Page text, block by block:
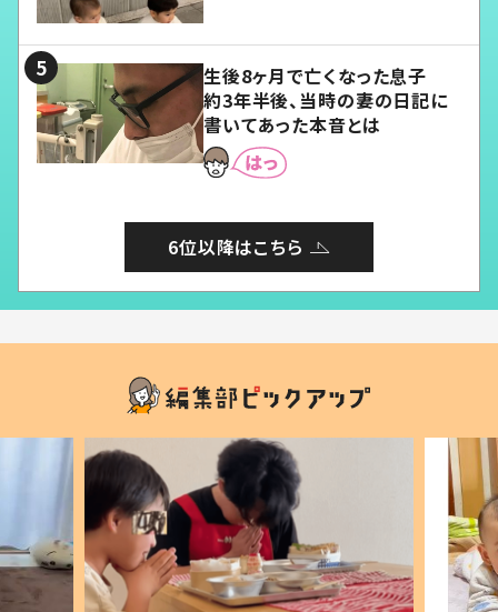
生後8ヶ月で亡くなった息子
約3年半後、当時の妻の日記に
書いてあった本音とは
6位以降はこちら